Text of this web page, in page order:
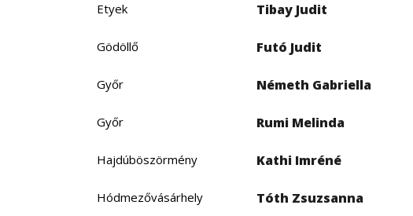
Etyek Tibay Judit
Gödöllő Futó Judit
Győr Németh Gabriella
Győr Rumi Melinda
Hajdúböszörmény Kathi Imréné
Hódmezővásárhely Tóth Zsuzsanna